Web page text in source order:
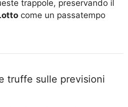
trappole, preservando il
come un passatempo
truffe sulle previsioni